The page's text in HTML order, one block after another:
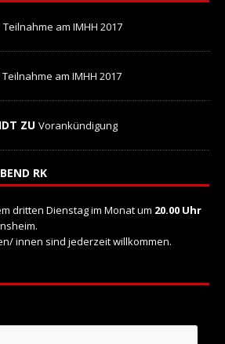
Teilnahme am IMHH 2017
Teilnahme am IMHH 2017
ZU Vorankündigung
RK
dritten Dienstag im Monat um 20.00 Uhr
innen sind jederzeit willkommen.